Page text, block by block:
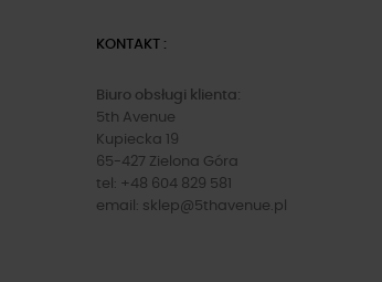
KONTAKT :
Biuro obsługi klienta:
5th Avenue
Kupiecka 19
65-427 Zielona Góra
tel: +48 604 829 581
email: sklep@5thavenue.pl